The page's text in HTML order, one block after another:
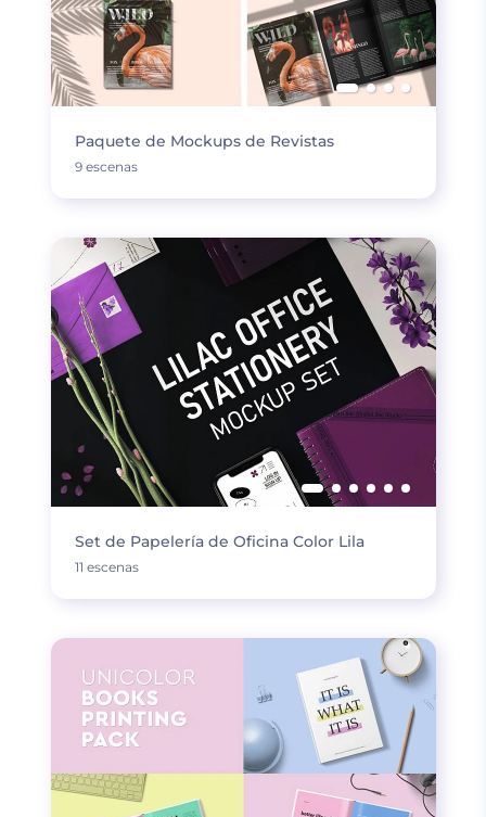
Paquete de Mockups de Revistas
9 escenas
Set de Papelería de Oficina Color Lila
11 escenas